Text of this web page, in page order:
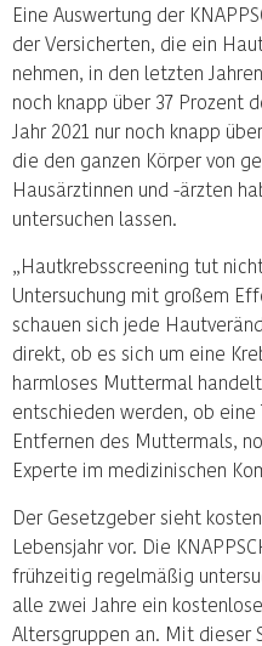
Eine Auswertung der
der Versicherten, die ein
nehmen, in den letzten
noch knapp über 37 Prozent
Jahr 2021 nur noch knapp
die den ganzen Körper von
Hausärztinnen und -ärzten
untersuchen lassen.
„Hautkrebsscreening tut
Untersuchung mit großem
schauen sich jede
direkt, ob es sich um eine
harmloses Muttermal
entschieden werden, ob
Entfernen des Muttermals,
Experte im medizinischen
Der Gesetzgeber sieht
Lebensjahr vor. Die
frühzeitig regelmäßig
alle zwei Jahre ein
Altersgruppen an. Mit dieser